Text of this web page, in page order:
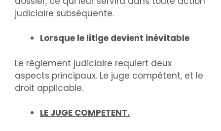
judiciaire subséquente.
Lorsque le litige devient inévitable
Le règlement judiciaire requiert deux
aspects principaux. Le juge compétent, et le
droit applicable.
LE JUGE COMPETENT.